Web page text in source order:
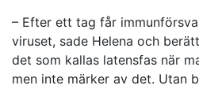
– Efter ett tag får
viruset, sade Helena och
det som kallas latensfas när
men inte märker av det. Utan